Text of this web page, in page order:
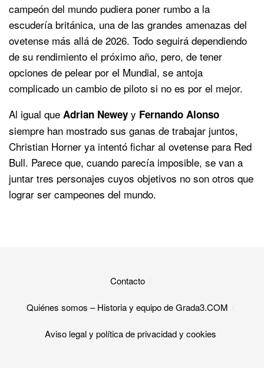
campeón del mundo pudiera poner rumbo a la
escudería británica, una de las grandes amenazas del
ovetense más allá de 2026. Todo seguirá dependiendo
de su rendimiento el próximo año, pero, de tener
opciones de pelear por el Mundial, se antoja
complicado un cambio de piloto si no es por el mejor.
Al igual que Adrian Newey y Fernando Alonso
siempre han mostrado sus ganas de trabajar juntos,
Christian Horner ya intentó fichar al ovetense para Red
Bull. Parece que, cuando parecía imposible, se van a
juntar tres personajes cuyos objetivos no son otros que
lograr ser campeones del mundo.
Contacto
Quiénes somos – Historia y equipo de Grada3.COM
Aviso legal y política de privacidad y cookies​